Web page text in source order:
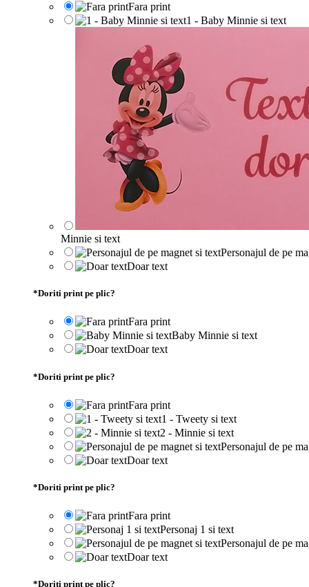
Fara print
1 - Baby Minnie si text
Minnie si text
Personajul de pe
Doar text
*Doriti print pe plic?
Fara print
Baby Minnie si text
Doar text
*Doriti print pe plic?
Fara print
1 - Tweety si text
2 - Minnie si text
Personajul de pe
Doar text
*Doriti print pe plic?
Fara print
Personaj 1 si text
Personajul de pe
Doar text
*Doriti print pe plic?